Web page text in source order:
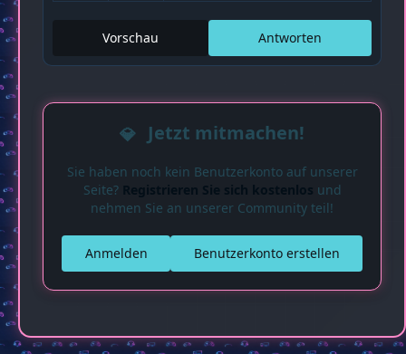
Antworten
Vorschau
Jetzt mitmachen!
Sie haben noch kein Benutzerkonto auf unserer
Seite? Registrieren Sie sich kostenlos und
nehmen Sie an unserer Community teil!
Benutzerkonto erstellen
Anmelden